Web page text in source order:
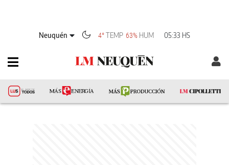
Neuquén 4° TEMP 63% HUM 05:33 HS